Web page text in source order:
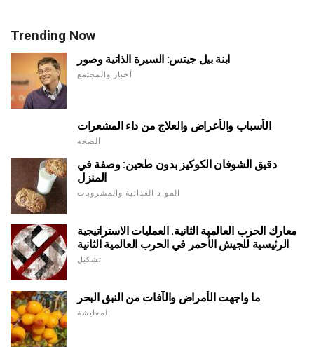
Trending Now
ابنة بيل جيتس: السيرة الذاتية وصور
أخبار والمجتمع
الأسباب والأعراض والعلاج من داء المشعرات
الصحة
دقيق الشوفان الكوكيز بدون طحين: وصفة في
المنزل
المواد الغذائية والمشروبات
معارك الحرب العالمية الثانية. العمليات الاستراتيجية
الرئيسية للجيش الأحمر في الحرب العالمية الثانية
تشكيل
ما واجهت الأمراض والآفات من النبق البحر
المعايشة